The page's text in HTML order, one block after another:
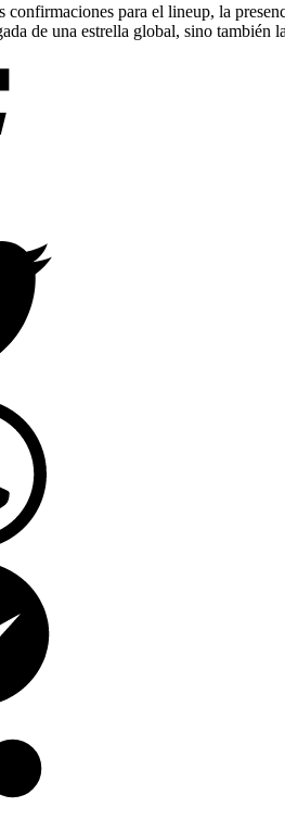
confirmaciones para el lineup, la
de una estrella global, sino